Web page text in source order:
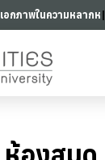
เอกภาพในความหลากห